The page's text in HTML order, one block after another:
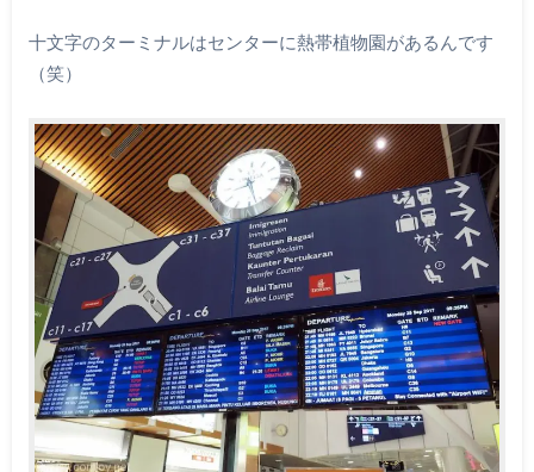
十文字のターミナルはセンターに熱帯植物園があるんです
（笑）